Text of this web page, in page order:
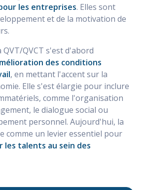
les entreprises. Elles sont
et de la motivation de
QVCT s'est d'abord
des conditions
, en mettant l'accent sur la
Elle s'est élargie pour inclure
comme l'organisation
le dialogue social ou
personnel. Aujourd'hui, la
comme un levier essentiel pour
talents au sein des